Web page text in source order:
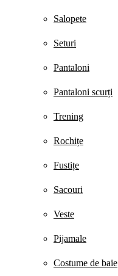
Salopete
Seturi
Pantaloni
Pantaloni scurți
Trening
Rochițe
Fustițe
Sacouri
Veste
Pijamale
Costume de baie